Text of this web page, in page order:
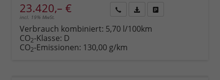
23.420,– €
incl. 19% MwSt.
anfordern
Datei,
Verbrauch kombiniert: 5,70 l/100km
CO2-Klasse: D
CO2-Emissionen: 130,00 g/km